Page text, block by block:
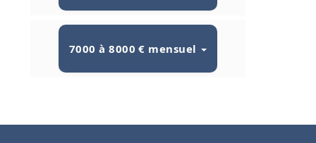
7000 à 8000 € mensuel